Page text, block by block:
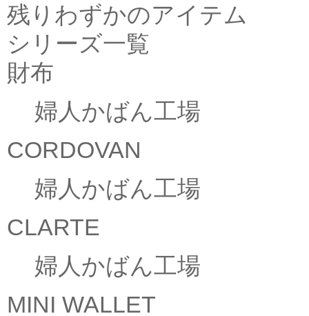
残りわずかのアイテム
シリーズ一覧
財布
婦人かばん工場
CORDOVAN
婦人かばん工場
CLARTE
婦人かばん工場
MINI WALLET